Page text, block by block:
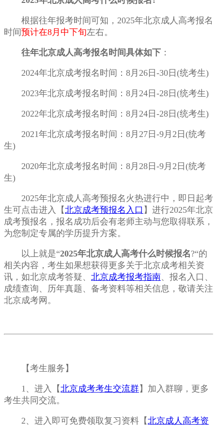
根据往年报考时间可知，2025年北京成人高考报名
时间预计在8月中下旬左右。
往年北京成人高考报名时间具体如下 ：
2024年北京成考报名时间：8月26日-30日(统考生)
2023年北京成考报名时间：8月24日-28日(统考生)
2022年北京成考报名时间：8月24日-28日(统考生)
2021年北京成考报名时间：8月27日-9月2日(统考
生)
2020年北京成考报名时间：8月28日-9月2日(统考
生)
2025年北京成人高考预报名火热进行中，即日起考
生可点击进入【北京成考预报名入口 】进行2025年北京
成考预报名，报名成功后会有老师主动与您取得联系，
为您制定专属的学历提升方案。
以上就是“2025年北京成人高考什么时候报名?“的
相关内容，考生如果想获得更多关于北京成考相关资
讯，如北京成考答疑、 北京成考报考指南、报名入口、
成绩查询、历年真题、备考资料等相关信息，敬请关注
北京成考网。
【考生服务】
1、进入【北京成考考生交流群】加入群聊，更多
考生共同交流。
2、进入即可免费领取复习资料【北京成人高考资